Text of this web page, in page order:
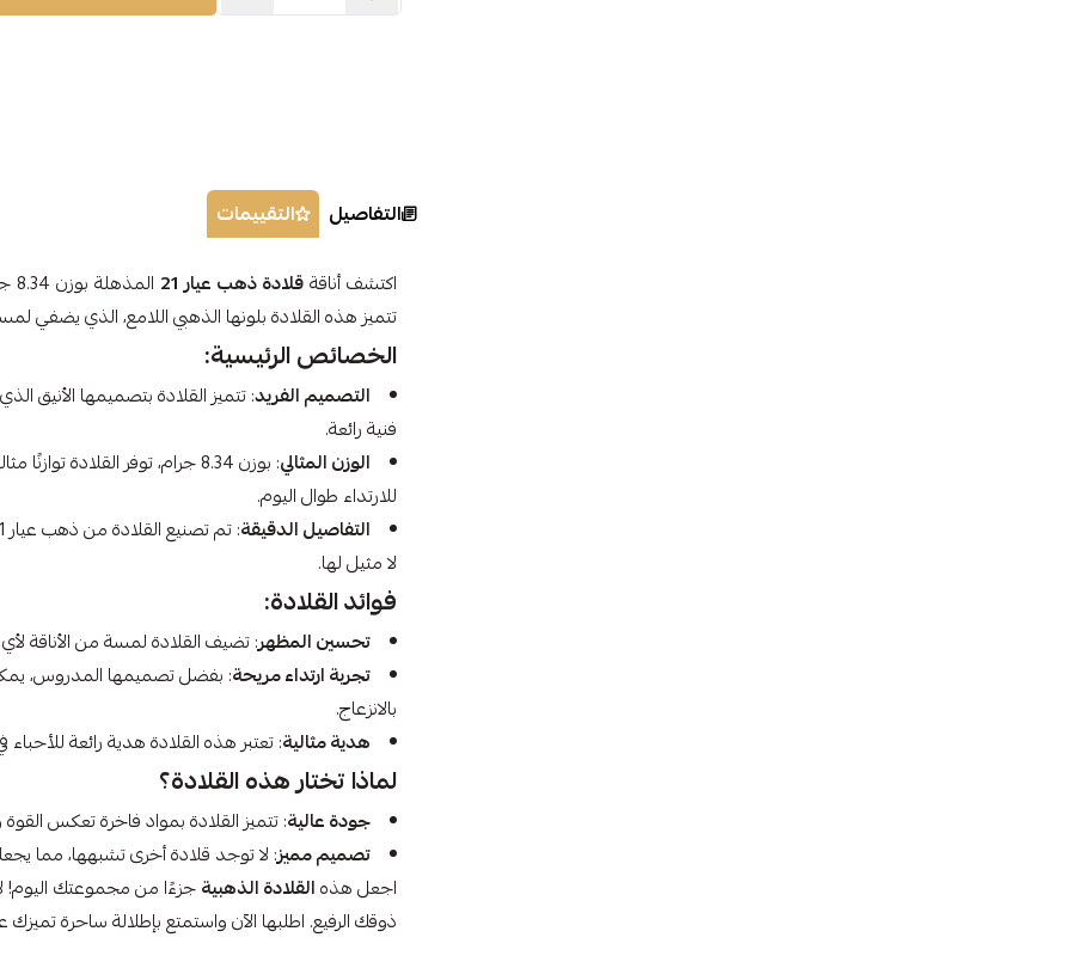
التفاصيل التقييمات
اكتشف أناقةقلادة ذهب عيار 21
تتميز هذه القلادة بلونها الذهبي اللامع، الذي يضفي
الخصائص الرئيسية:
التصميم الفريد: تتميز القلادة بتصميمها
فنية رائعة.
الوزن المثالي
: بوزن 8.34 جرام، توفر القلادة
للارتداء طوال اليوم.
التفاصيل الدقيقة
لا مثيل لها.
فوائد القلادة:
تحسين المظهر: تضيف القلادة لمسة من الأناقة
تجربة ارتداء مريحة: بفضل تصميمها المدروس،
بالانزعاج.
هدية مثالية: تعتبر هذه القلادة هدية رائعة
لماذا تختار هذه القلادة؟
جودة عالية: تتميز القلادة بمواد فاخرة تعكس القوة
تصميم مميز: لا توجد قلادة أخرى تشبهها، مما
اجعل هذهالقلادة الذهبيةجزءًا من مجموعتك
ذوقك الرفيع. اطلبها الآن واستمتع بإطلالة ساحرة تميزك